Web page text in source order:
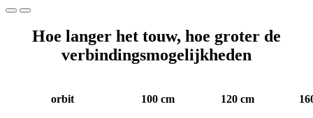
Hoe langer het touw, hoe groter de
verbindingsmogelijkheden
orbit 100 cm 120 cm